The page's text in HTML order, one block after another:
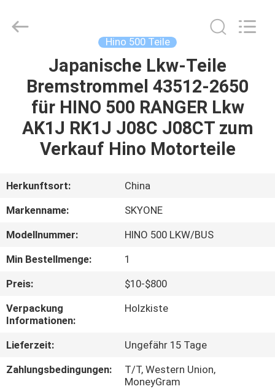
PRODUKTE
ÜBER
FABRIK-
QUALITÄTSKONTROLLE
TRETEN
SIE
MIT
UNS
Hino 500 Teile
Japanische Lkw-Teile
Bremstrommel 43512-2650
für HINO 500 RANGER Lkw
AK1J RK1J J08C J08CT zum
Verkauf Hino Motorteile
Herkunftsort:
China
Markenname:
SKYONE
Modellnummer:
HINO 500 LKW/BUS
Min Bestellmenge:
1
Preis:
$10-$800
Verpackung
Informationen:
Holzkiste
Lieferzeit:
Ungefähr 15 Tage
Zahlungsbedingungen:
T/T, Western Union,
MoneyGram